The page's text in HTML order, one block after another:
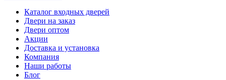
Каталог входных дверей
Двери на заказ
Двери оптом
Акции
Доставка и установка
Компания
Наши работы
Блог